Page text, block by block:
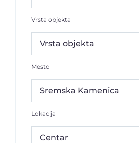
Vrsta objekta
Mesto
Lokacija
Centar